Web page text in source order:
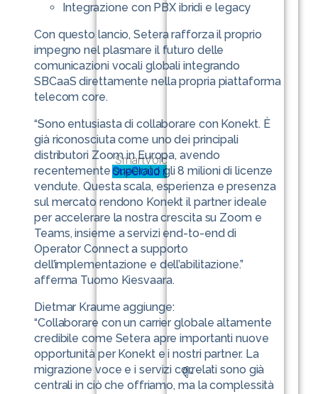
SmartVoice
OneCloud ready
Integrazione con PBX ibridi e legacy
Con questo lancio, Setera rafforza il proprio
impegno nel plasmare il futuro delle
comunicazioni vocali globali integrando
SBCaaS direttamente nella propria piattaforma
telecom core.
“Sono entusiasta di collaborare con Konekt. È
già riconosciuta come uno dei principali
distributori Zoom in Europa, avendo
recentemente superato gli 8 milioni di licenze
vendute. Questa scala, esperienza e presenza
sul mercato rendono Konekt il partner ideale
per accelerare la nostra crescita su Zoom e
Teams, insieme a servizi end-to-end di
Operator Connect a supporto
dell’implementazione e dell’abilitazione.”
afferma Tuomo Kiesvaara.
Dietmar Kraume aggiunge:
“Collaborare con un carrier globale altamente
credibile come Setera apre importanti nuove
opportunità per Konekt e i nostri partner. La
migrazione voce e i servizi correlati sono già
centrali in ciò che offriamo, ma la complessità